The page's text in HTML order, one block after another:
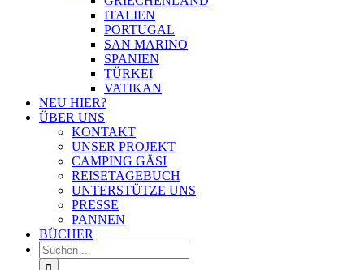
ITALIEN
PORTUGAL
SAN MARINO
SPANIEN
TÜRKEI
VATIKAN
NEU HIER?
ÜBER UNS
KONTAKT
UNSER PROJEKT
CAMPING GÄSI
REISETAGEBUCH
UNTERSTÜTZE UNS
PRESSE
PANNEN
BÜCHER
Suche
nach: